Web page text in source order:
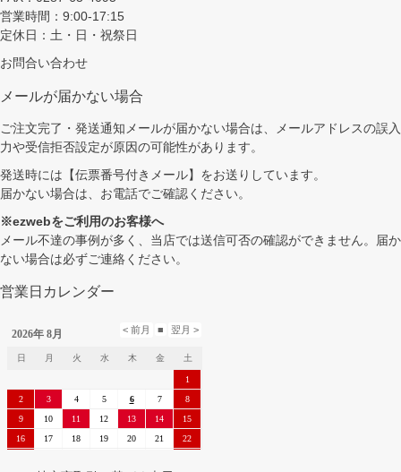
営業時間：9:00-17:15
定休日：土・日・祝祭日
お問合い合わせ
メールが届かない場合
ご注文完了・発送通知メールが届かない場合は、メールアドレスの誤入
力や受信拒否設定が原因の可能性があります。
発送時には【伝票番号付きメール】をお送りしています。
届かない場合は、お電話でご確認ください。
※ezwebをご利用のお客様へ
メール不達の事例が多く、当店では送信可否の確認ができません。届か
ない場合は必ずご連絡ください。
営業日カレンダー